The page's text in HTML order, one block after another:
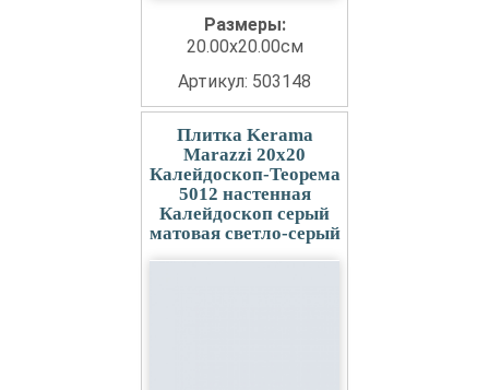
Размеры:
20.00x20.00см
Артикул: 503148
Плитка Kerama
Marazzi 20x20
Калейдоскоп-Теорема
5012 настенная
Калейдоскоп серый
матовая светло-серый